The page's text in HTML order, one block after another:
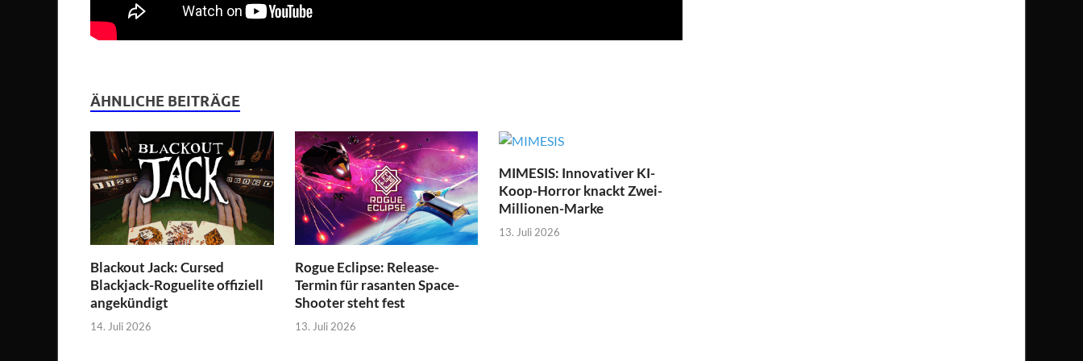
ÄHNLICHE BEITRÄGE
Blackout Jack: Cursed
Blackjack-Roguelite offiziell
angekündigt
14. Juli 2026
Rogue Eclipse: Release-
Termin für rasanten Space-
Shooter steht fest
13. Juli 2026
MIMESIS: Innovativer KI-
Koop-Horror knackt Zwei-
Millionen-Marke
13. Juli 2026